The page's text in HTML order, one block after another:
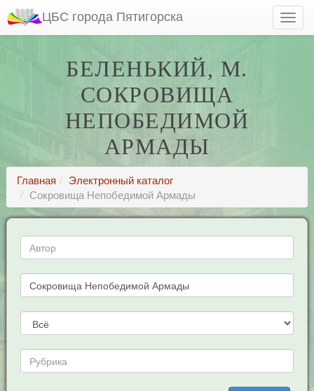
ЦБС города Пятигорска
БЕЛЕНЬКИЙ, М.
СОКРОВИЩА
НЕПОБЕДИМОЙ
АРМАДЫ
Главная
Электронный каталог
Сокровища Непобедимой Армады